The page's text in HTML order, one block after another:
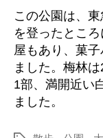
この公園は、
を登ったとこ
屋もあり、菓
ました。梅林
1部、満開近い
ました。